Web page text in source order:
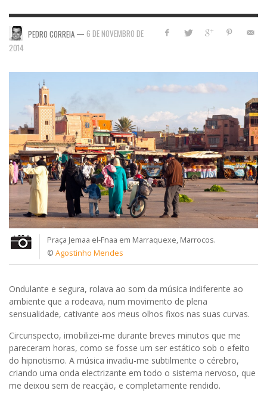
PEDRO CORREIA — 6 DE NOVEMBRO DE
2014
Praça Jemaa el-Fnaa em Marraquexe, Marrocos.
© Agostinho Mendes
Ondulante e segura, rolava ao som da música indiferente ao
ambiente que a rodeava, num movimento de plena
sensualidade, cativante aos meus olhos fixos nas suas curvas.
Circunspecto, imobilizei-me durante breves minutos que me
pareceram horas, como se fosse um ser estático sob o efeito
do hipnotismo. A música invadiu-me subtilmente o cérebro,
criando uma onda electrizante em todo o sistema nervoso, que
me deixou sem de reacção, e completamente rendido.